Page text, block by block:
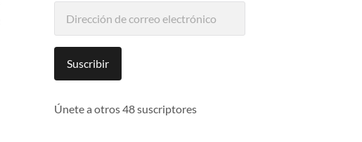
electrónico
Suscribir
Únete a otros 48 suscriptores